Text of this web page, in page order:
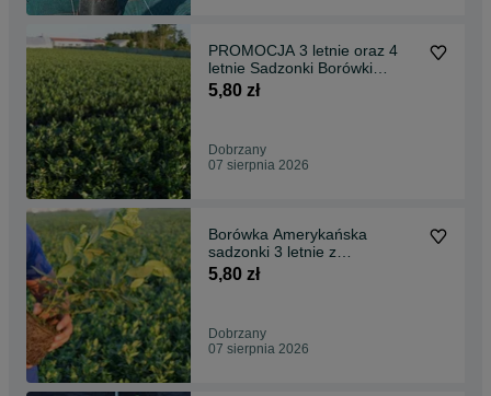
PROMOCJA 3 letnie oraz 4
letnie Sadzonki Borówki
Amerykańskiej
5,80 zł
Dobrzany
07 sierpnia 2026
Borówka Amerykańska
sadzonki 3 letnie z
certyfikatem ( CAC )
5,80 zł
Dobrzany
07 sierpnia 2026